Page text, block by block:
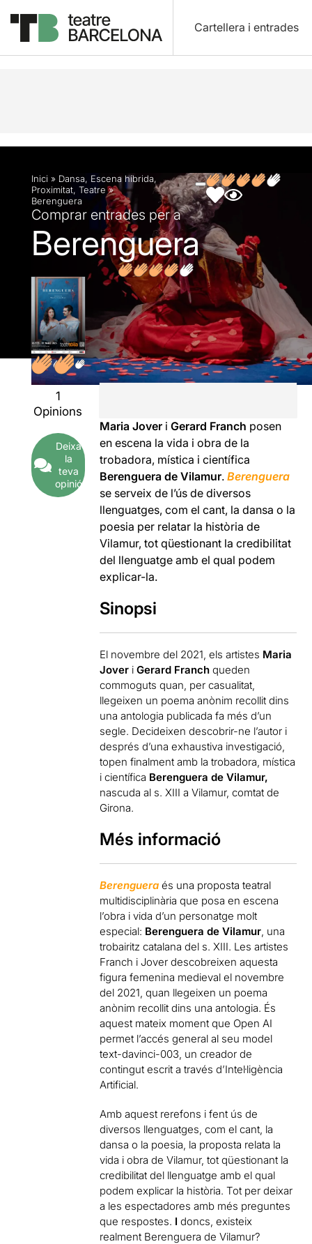
Cartellera i entrades
Descripció Fitxa artística Fotos i vídeos
Inici » Dansa, Escena híbrida,
Proximitat, Teatre»
Berenguera
Comprar entrades per a
Berenguera
1
Opinions
Deixa
la
teva
opinió
Maria Jover iGerard Franch posen
en escena la vida i obra de la
trobadora, mística i científica
Berenguera de Vilamur.Berenguera
se serveix de l’ús de diversos
llenguatges, com el cant, la dansa o la
poesia per relatar la història de
Vilamur, tot qüestionant la credibilitat
del llenguatge amb el qual podem
explicar-la.
Sinopsi
El novembre del 2021, els artistes Maria
Jover iGerard Franch queden
commoguts quan, per casualitat,
llegeixen un poema anònim recollit dins
una antologia publicada fa més d’un
segle. Decideixen descobrir-ne l’autor i
després d’una exhaustiva investigació,
topen finalment amb la trobadora, mística
i científica Berenguera de Vilamur,
nascuda al s. XIII a Vilamur, comtat de
Girona.
Més informació
Berenguera és una proposta teatral
multidisciplinària que posa en escena
l’obra i vida d’un personatge molt
especial: Berenguera de Vilamur, una
trobairitz catalana del s. XIII. Les artistes
Franch i Jover descobreixen aquesta
figura femenina medieval el novembre
del 2021, quan llegeixen un poema
anònim recollit dins una antologia. És
aquest mateix moment que Open AI
permet l’accés general al seu model
text-davinci-003, un creador de
contingut escrit a través d’Intel·ligència
Artificial.
Amb aquest rerefons i fent ús de
diversos llenguatges, com el cant, la
dansa o la poesia, la proposta relata la
vida i obra de Vilamur, tot qüestionant la
credibilitat del llenguatge amb el qual
podem explicar la història. Tot per deixar
a les espectadores amb més preguntes
que respostes. Idoncs, existeix
realment Berenguera de Vilamur?